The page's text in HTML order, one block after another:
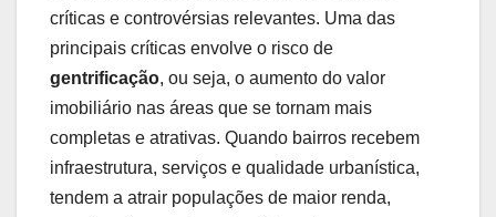
críticas e controvérsias relevantes. Uma das
principais críticas envolve o risco de
gentrificação, ou seja, o aumento do valor
imobiliário nas áreas que se tornam mais
completas e atrativas. Quando bairros recebem
infraestrutura, serviços e qualidade urbanística,
tendem a atrair populações de maior renda,